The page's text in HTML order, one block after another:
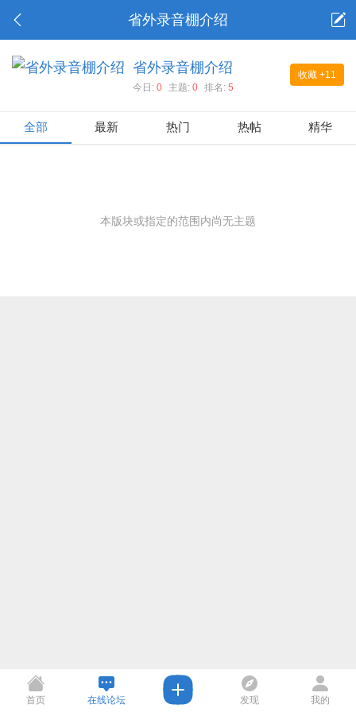
省外录音棚介绍
收藏 +11
省外录音棚介绍
今日: 0 主题: 0 排名: 5
全部 最新 热门 热帖 精华
本版块或指定的范围内尚无主题
首页 在线论坛 发现 我的